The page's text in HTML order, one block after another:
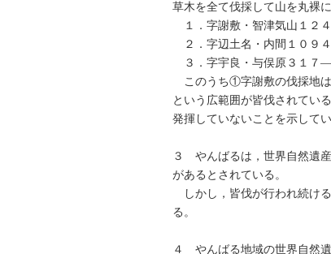
草木を全て伐採して山を丸裸
１．字謝敷・智津気山
２．字辺土名・内間１
３．字宇良・与俣原
このうち①字謝敷の伐採地は
という広範囲が皆伐されてい
発揮していないことを示してい
３ やんばるは，世界自然遺
があるとされている。
しかし，皆伐が行われ続け
る。
４ やんばる地域の世界自然